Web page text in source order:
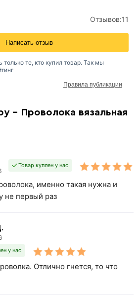
- Проволока вязальная
Товар куплен у нас
именно такая нужна и
не первый раз
у нас
Отлично гнется, то что
Отзывов:11
Написать отзыв
те, кто купил товар. Так мы
Правила публикации